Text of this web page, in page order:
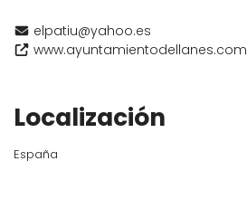
elpatiu@yahoo.es
www.ayuntamientodellanes.com
Localización
España